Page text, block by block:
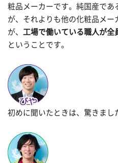
粧品メーカーです。純国産であ
が、それよりも他の化粧品メー
が、 工場で働いている職人が全
ということです。
初めに聞いたときは、驚きまし